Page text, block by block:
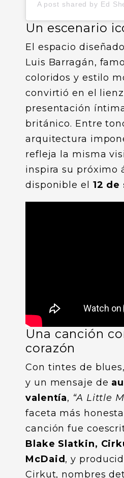
A post shared by Ed
Un escenario
El espacio
Luis Barragán,
coloridos y estilo
convirtió en el
presentación
británico. Entre
arquitectura
refleja la misma
inspira su próximo
disponible el 12
Una canción
corazón
Con tintes de
y un mensaje de
valentía, “A Little
faceta más
canción fue
Blake Slatkin,
McDaid, y
Cirkut, nombres